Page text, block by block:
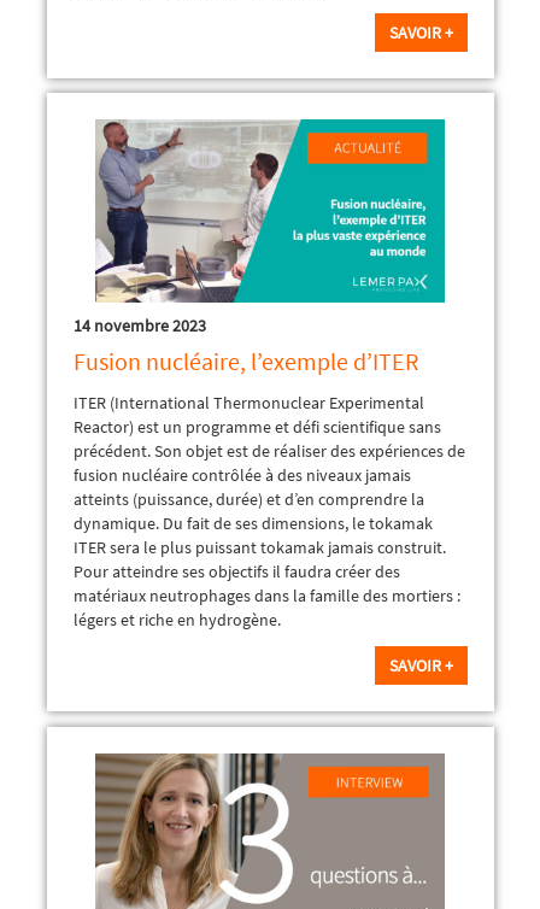
SAVOIR +
14 novembre 2023
Fusion nucléaire, l’exemple d’ITER
ITER (International Thermonuclear Experimental
Reactor) est un programme et défi scientifique sans
précédent. Son objet est de réaliser des expériences de
fusion nucléaire contrôlée à des niveaux jamais
atteints (puissance, durée) et d’en comprendre la
dynamique. Du fait de ses dimensions, le tokamak
ITER sera le plus puissant tokamak jamais construit.
Pour atteindre ses objectifs il faudra créer des
matériaux neutrophages dans la famille des mortiers :
légers et riche en hydrogène.
SAVOIR +